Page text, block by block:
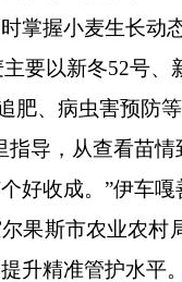
掌握小麦生长动
主要以新冬52号、
肥、病虫害预防等
指导，从查看苗
好收成。”伊车
果斯市农业农
升精准管护水平